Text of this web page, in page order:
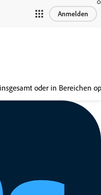
Anmelden
oder in Bereichen